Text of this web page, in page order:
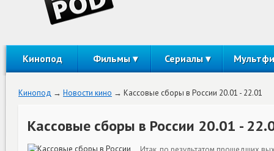
Кинопод Фильмы Сериалы
Кинопод Новости кино Кассовые сборы в России 20.01 - 22.01
Кассовые сборы в России 20.01 -